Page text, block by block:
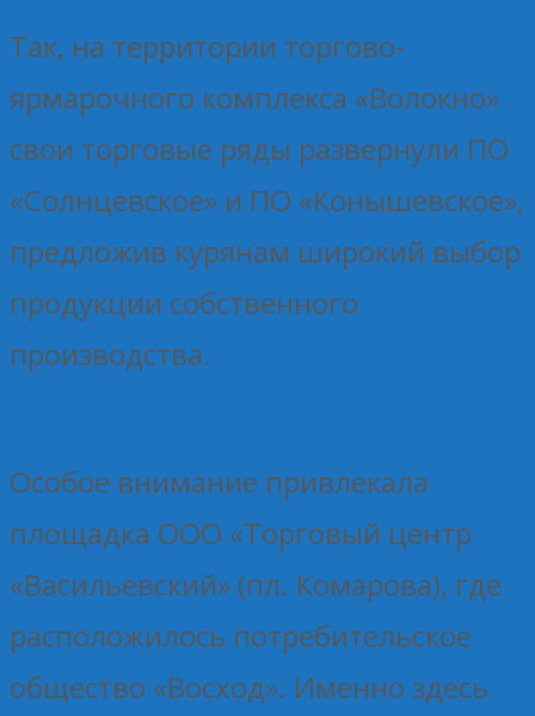
Так, на территории торгово-
ярмарочного комплекса «Волокно»
свои торговые ряды развернули ПО
«Солнцевское» и ПО «Конышевское»,
предложив курянам широкий выбор
продукции собственного
производства.
Особое внимание привлекала
площадка ООО «Торговый центр
«Васильевский» (пл. Комарова), где
расположилось потребительское
общество «Восход». Именно здесь